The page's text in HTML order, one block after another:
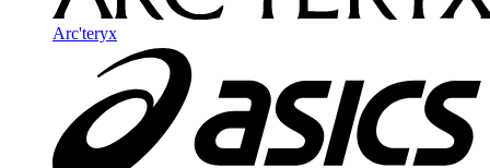
Arc'teryx